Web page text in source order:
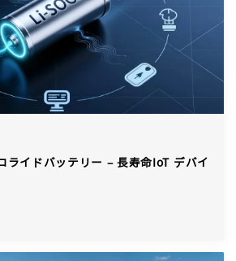
ライドバッテリー – 長寿命IoT デバイ